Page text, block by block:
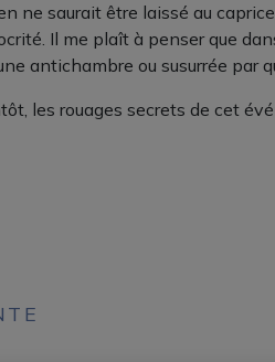
ne saurait être laissé au
Il me plaît à penser que
antichambre ou susurrée par
les rouages secrets de cet